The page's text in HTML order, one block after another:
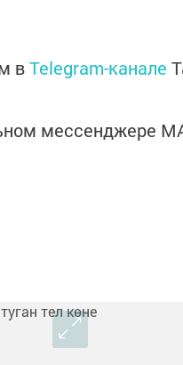
вTelegram-канале
мессенджере